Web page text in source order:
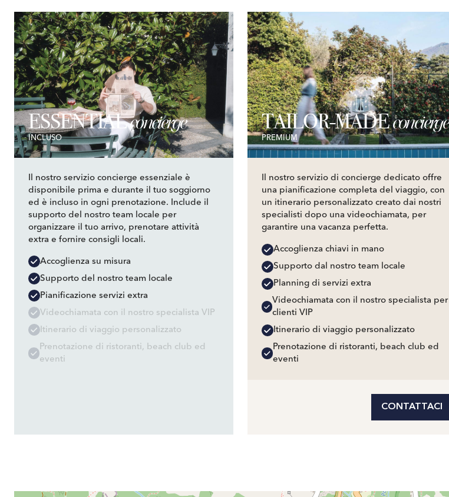
ESSENTIALconcierge
INCLUSO
Il nostro servizio concierge essenziale è
disponibile prima e durante il tuo soggiorno
ed è incluso in ogni prenotazione. Include il
supporto del nostro team locale per
organizzare il tuo arrivo, prenotare attività
extra e fornire consigli locali.
Accoglienza su misura
Supporto del nostro team locale
Pianificazione servizi extra
Videochiamata con il nostro specialista VIP
Itinerario di viaggio personalizzato
Prenotazione di ristoranti, beach club ed
eventi
TAILOR-MADEconcierge
PREMIUM
Il nostro servizio di concierge dedicato offre
una pianificazione completa del viaggio, con
un itinerario personalizzato creato dai nostri
specialisti dopo una videochiamata, per
garantire una vacanza perfetta.
Accoglienza chiavi in mano
Supporto dal nostro team locale
Planning di servizi extra
Videochiamata con il nostro specialista per
clienti VIP
Itinerario di viaggio personalizzato
Prenotazione di ristoranti, beach club ed
eventi
CONTATTACI